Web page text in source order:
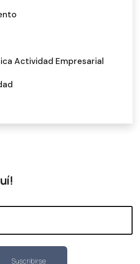
Actividad Empresarial